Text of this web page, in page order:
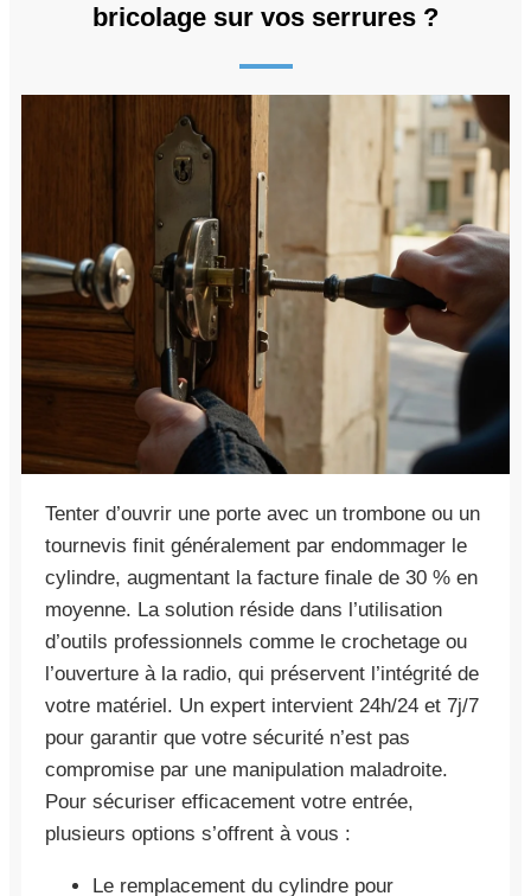
bricolage sur vos serrures ?
Tenter d’ouvrir une porte avec un trombone ou un
tournevis finit généralement par endommager le
cylindre, augmentant la facture finale de 30 % en
moyenne. La solution réside dans l’utilisation
d’outils professionnels comme le crochetage ou
l’ouverture à la radio, qui préservent l’intégrité de
votre matériel. Un expert intervient 24h/24 et 7j/7
pour garantir que votre sécurité n’est pas
compromise par une manipulation maladroite.
Pour sécuriser efficacement votre entrée,
plusieurs options s’offrent à vous :
Le remplacement du cylindre pour